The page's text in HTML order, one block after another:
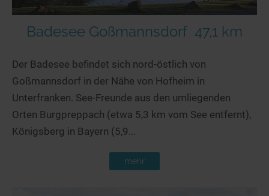
Badesee Goßmannsdorf 47,1 km
Der Badesee befindet sich nord-östlich von
Goßmannsdorf in der Nähe von Hofheim in
Unterfranken. See-Freunde aus den umliegenden
Orten Burgpreppach (etwa 5,3 km vom See entfernt),
Königsberg in Bayern (5,9...
mehr